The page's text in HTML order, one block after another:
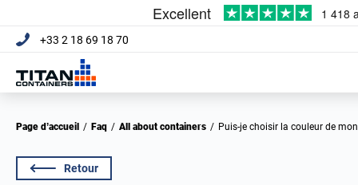
+33 2 18 69 18 70
Page d’accueil / Faq / All about containers / Puis-je choisir la couleur de
Retour